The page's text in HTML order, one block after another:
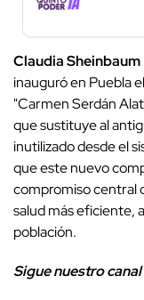
Claudia
inauguró en Puebla el
"Carmen Serdán
que sustituye al
inutilizado desde el
que este nuevo
compromiso central
salud más eficiente,
población.
Sigue nuestro